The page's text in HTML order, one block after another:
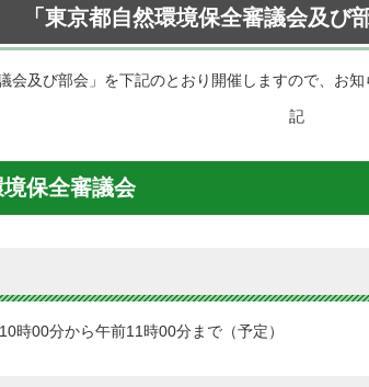
「東京都自然環境保全審議会及び
会及び部会」を下記のとおり開催しますので、お知
記
保全審議会
時00分から午前11時00分まで（予定）